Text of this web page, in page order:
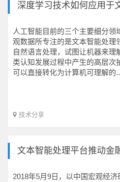
深度学习技术如何应用于
人工智能目前的三个主要细分领
观数据所专注的是文本智能处理
自然语言处理，试图让机器来理
类认知发展过程中产生的高层次
可以直接转化为计算机可理解的
技术分享
文本智能处理平台推动金
2018年5月9日，以中国宏观经